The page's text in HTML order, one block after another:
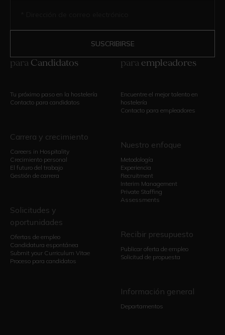
para Candidatos
Tu próximo paso en la hostelería
Contacto para candidatos
Carrera y crecimiento
Careers in Hospitality
Crecimiento personal
El futuro del trabajo
Gestión de carrera
Solicitudes y
oportunidades
Ofertas de empleo
Candidatura espontánea
Submit your Curriculum Vitae
Proceso para candidatos
para empleadores
Encuentre el mejor talento en
hostelería
Contacto para empleadores
Nuestro enfoque
Metodología
Experiencia
Recruitment
Interim Management
Private Staffing
Assessments
Recibir presupuesto
Publicar oferta de empleo
Solicitud de propuesta
Información general
Departamentos